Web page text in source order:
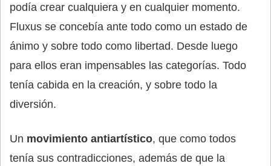
podía crear cualquiera y en cualquier momento.
Fluxus se concebía ante todo como un estado de
ánimo y sobre todo como libertad. Desde luego
para ellos eran impensables las categorías. Todo
tenía cabida en la creación, y sobre todo la
diversión.
Un movimiento antiartístico, que como todos
tenía sus contradicciones, además de que la